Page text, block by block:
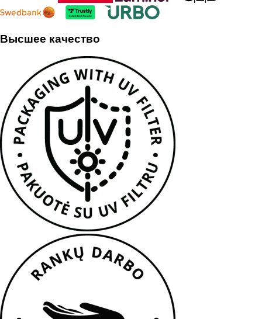
Высшее качество